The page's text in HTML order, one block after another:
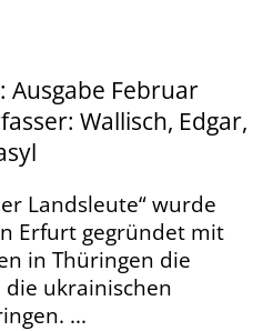
Ausgabe Februar
Wallisch, Edgar,
Landsleute“ wurde
Erfurt gegründet mit
in Thüringen die
ukrainischen
...